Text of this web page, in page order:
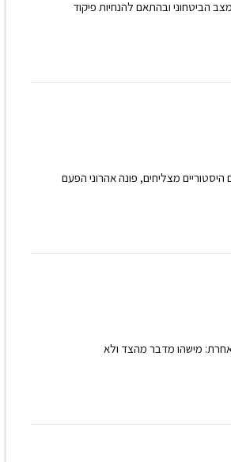
מצליחים, פונה אהרוני הפעם
מישהו מדבר מהצד ולא